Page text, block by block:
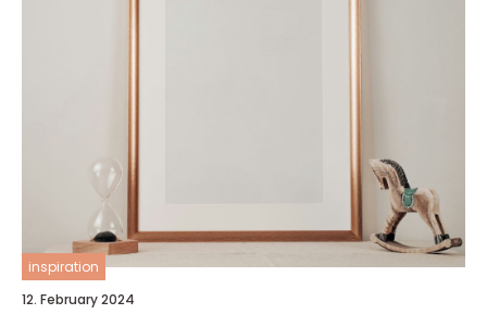
inspiration
12. February 2024